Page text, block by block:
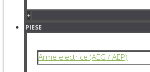
+
PIESE
Arme electrice (AEG / AEP)